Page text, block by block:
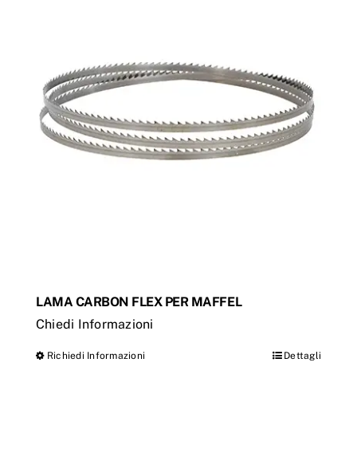
possono
scelte
nella
LAMA CARBON FLEX PER MAFFEL
Chiedi Informazioni
Richiedi Informazioni Dettagli